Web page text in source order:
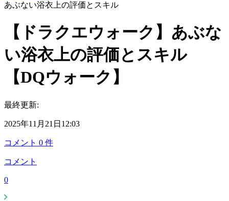
あぶない浴衣上の評価とスキル
【ドラクエウォーク】あぶな
い浴衣上の評価とスキル
【DQウォーク】
最終更新:
2025年11月21日12:03
コメント 0 件
コメント
0